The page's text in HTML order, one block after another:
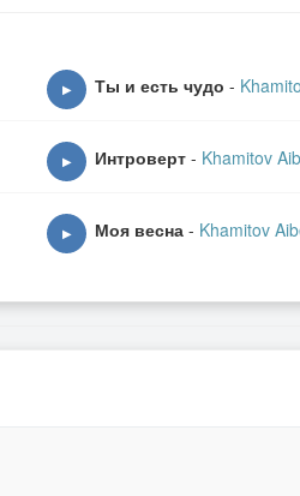
▶ Ты и есть чудо -
▶ Интроверт - Khamitov
▶ Моя весна - Khamitov